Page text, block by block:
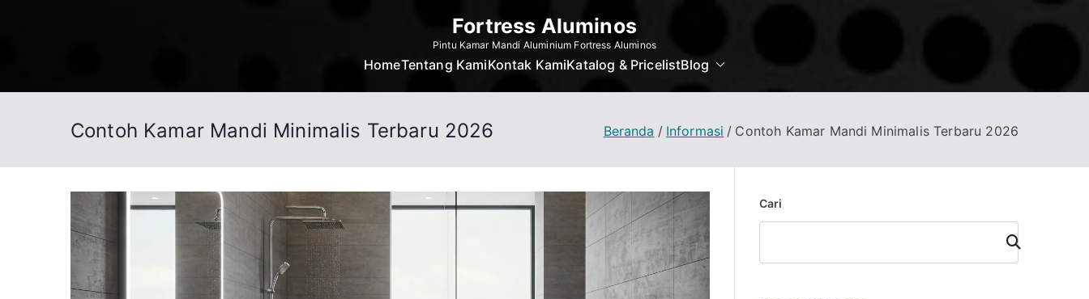
Fortress Aluminos
Pintu Kamar Mandi Aluminium Fortress Aluminos
HomeTentang KamiKontak KamiKatalog & PricelistBlog
Contoh Kamar Mandi Minimalis Terbaru 2026 Beranda Informasi Contoh Kamar Mandi Minimalis Terbaru 2026
Cari
Cari